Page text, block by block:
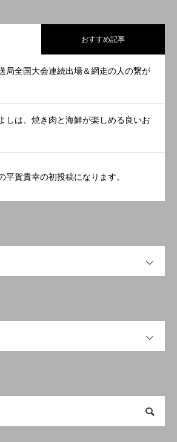
おすすめ記事
局全国大会連続出場＆網走の人の繋が
しは、焼き肉と海鮮が楽しめる良いお
平賀貴幸の初投稿になります。